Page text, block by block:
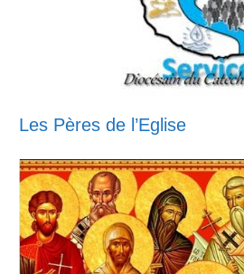
Les Pères de l’Eglise